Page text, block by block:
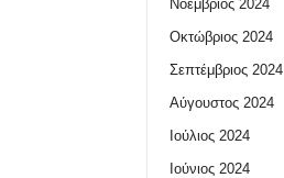
Νοέμβριος 2024
Οκτώβριος 2024
Σεπτέμβριος 2024
Αύγουστος 2024
Ιούλιος 2024
Ιούνιος 2024